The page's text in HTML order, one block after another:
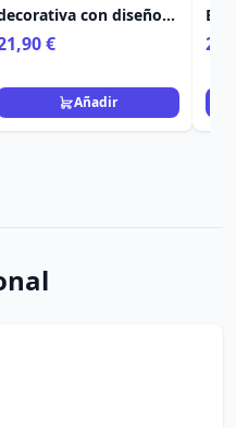
con diseño
de la Princesa
Cenicienta de Disney
€
Añadir